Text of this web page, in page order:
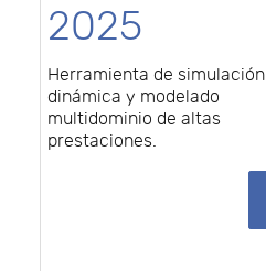
2025
Herramienta de simulación
dinámica y modelado
multidominio de altas
prestaciones.